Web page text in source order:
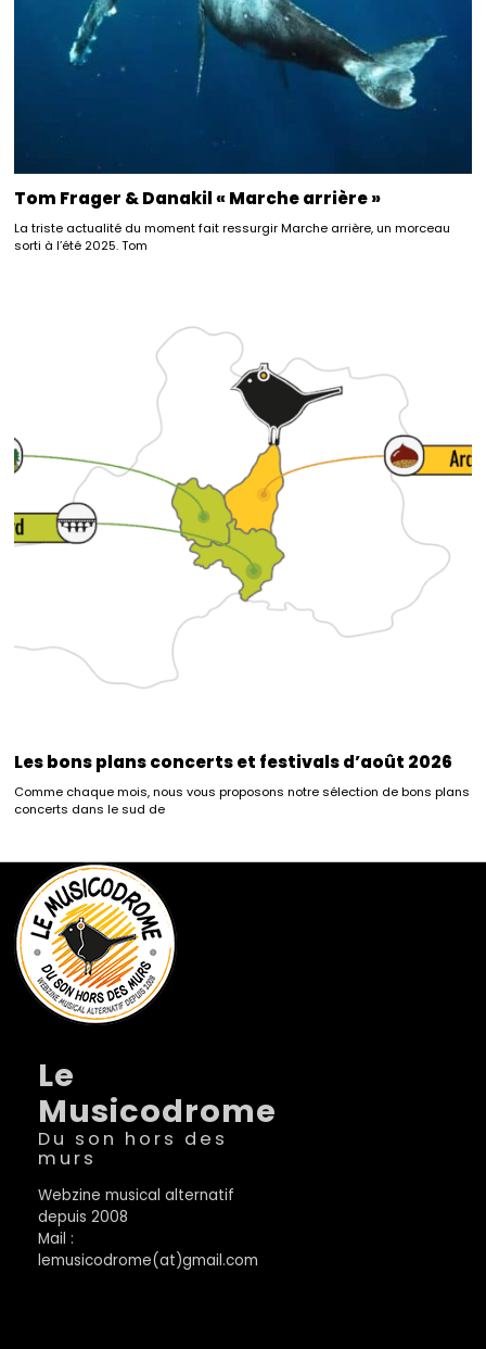
Tom Frager & Danakil « Marche arrière »
La triste actualité du moment fait ressurgir Marche arrière, un morceau
sorti à l’été 2025. Tom
Les bons plans concerts et festivals d’août 2026
Comme chaque mois, nous vous proposons notre sélection de bons plans
concerts dans le sud de
Le
Musicodrome
Du son hors des
murs
Webzine musical alternatif
depuis 2008
Mail :
lemusicodrome(at)gmail.com